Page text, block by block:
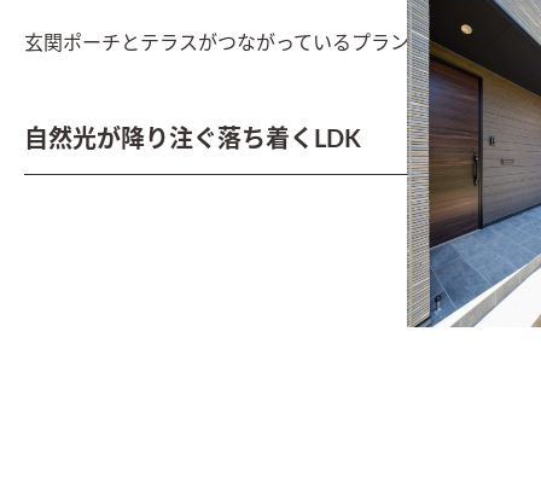
玄関ポーチとテラスがつながっているプラン。
自然光が降り注ぐ落ち着くLDK